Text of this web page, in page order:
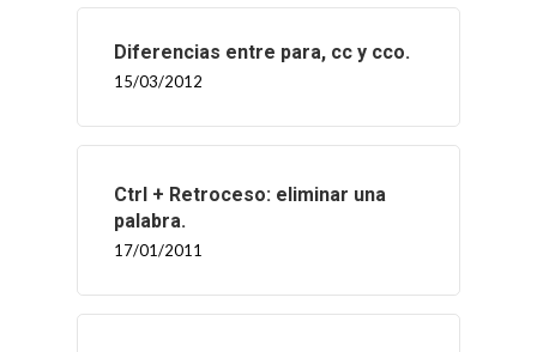
Diferencias entre para, cc y cco.
15/03/2012
Ctrl + Retroceso: eliminar una
palabra.
17/01/2011